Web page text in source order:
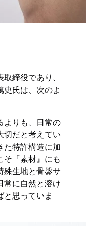
締役であり、
氏は、次のよ
よりも、日常の
切だと考えてい
た特許構造に加
そ『素材』にも
殊生地と骨盤サ
常に自然と溶け
思っていま